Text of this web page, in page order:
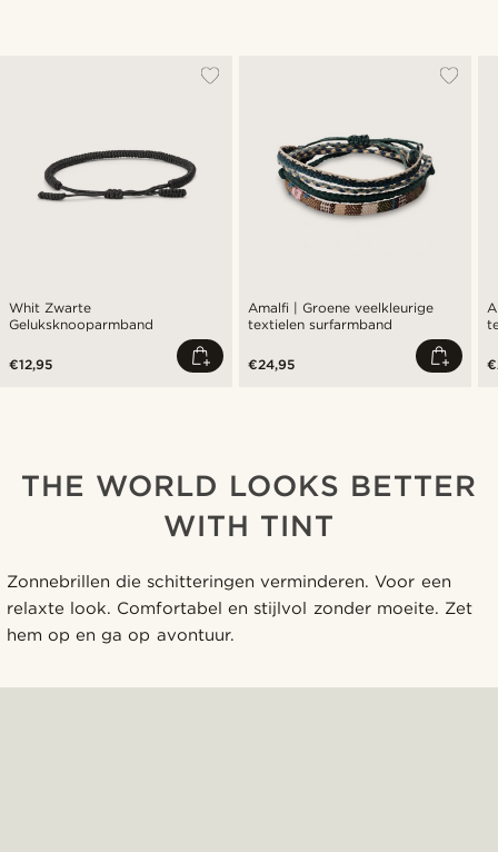
Whit Zwarte
Geluksknooparmband
€12,95
Amalfi | Groene veelkleurige
textielen surfarmband
€24,95
THE WORLD LOOKS BETTER
WITH TINT
Zonnebrillen die schitteringen verminderen. Voor een
relaxte look. Comfortabel en stijlvol zonder moeite. Zet
hem op en ga op avontuur.